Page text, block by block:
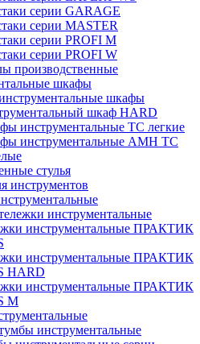
серии GARAGE
серии MASTER
серии PROFI M
серии PROFI W
производственные
шкафы
шкафы
шкаф HARD
инструментальные ТС легкие
инструментальные AMH TC
стулья
инструментов
инструментальные
инструментальные ПРАКТИК
инструментальные ПРАКТИК
HARD
инструментальные ПРАКТИК
M
инструментальные